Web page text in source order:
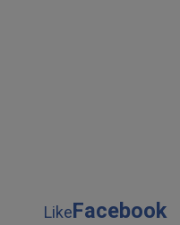
LikeFacebook